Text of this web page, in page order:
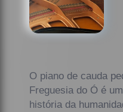
O piano de cauda
Freguesia do Ó é
história da